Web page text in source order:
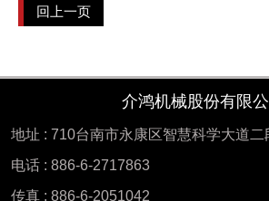
回上一页
介鸿机械股份有限公
地址 : 710台南市永康区智慧科学大道
电话 : 886-6-2717863
传真 : 886-6-2051042